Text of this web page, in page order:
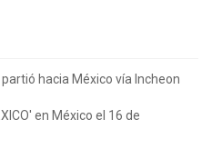
hacia México vía Incheon
en México el 16 de